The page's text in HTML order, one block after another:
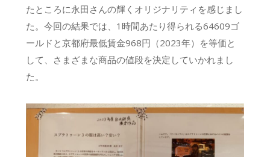
たところに永田さんの輝くオリジナリティを感じまし
た。今回の結果では、1時間あたり得られる64609ゴ
ールドと京都府最低賃金968円（2023年）を等価と
して、さまざまな商品の値段を決定していかれまし
た。